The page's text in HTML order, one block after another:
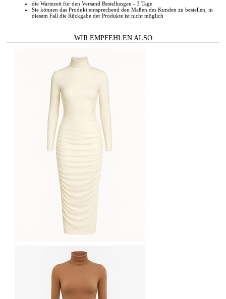
die Wartezeit für den Versand Bestellungen - 3 Tage
Sie können das Produkt entsprechend den Maßen des Kunden zu bestellen, in
diesem Fall die Rückgabe der Produkte ist nicht möglich
WIR EMPFEHLEN ALSO